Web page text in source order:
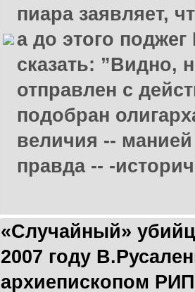
пиара заявляет,
а до этого
сказать: ”Видно,
отправлен с
подобран
величия --
правда -- -
«Случайный»
2007 году
архиепископом